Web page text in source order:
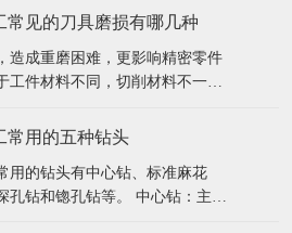
进时，刀尖点位置与孔上表面之
求较高的孔系加工，特别要注意
安排，避免将坐标轴的方
常见的刀具磨损有哪几种
造成重磨困难，更影响精密零件
工件材料不同，切削材料不一
磨损一般是在切削脆性金属或以
和较小的
常用的五种钻头
用的钻头有中心钻、标准麻花
锪孔钻等。 中心钻：主要